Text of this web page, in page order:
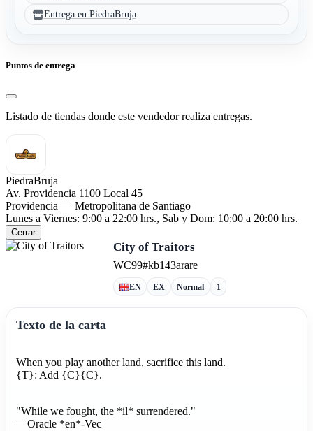
Entrega en PiedraBruja
Puntos de entrega
Listado de tiendas donde este vendedor realiza entregas.
PiedraBruja
Av. Providencia 1100 Local 45
Providencia — Metropolitana de Santiago
Lunes a Viernes: 9:00 a 22:00 hrs., Sab y Dom: 10:00 a 20:00 hrs.
Cerrar
City of Traitors
WC99#kb143arare
EN EX Normal 1
Texto de la carta
When you play another land, sacrifice this land.
{T}: Add {C}{C}.
"While we fought, the *il* surrendered."
—Oracle *en*-Vec